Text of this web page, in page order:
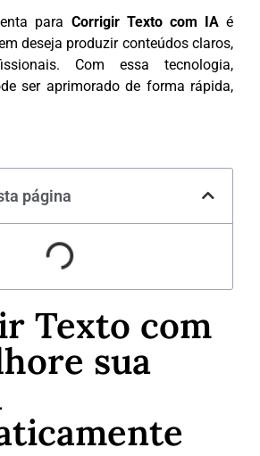
para Corrigir Texto com IAé
deseja produzir conteúdos claros,
Com essa tecnologia,
ser aprimorado de forma rápida,
página
Texto com
sua